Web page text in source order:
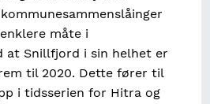
måte i
at Snillfjord i sin helhet er
til 2020. Dette fører til
i tidsserien for Hitra og